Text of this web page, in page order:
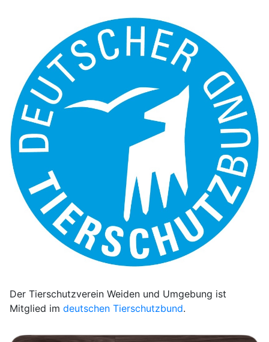
Der Tierschutzverein Weiden und Umgebung ist
Mitglied im deutschen Tierschutzbund.